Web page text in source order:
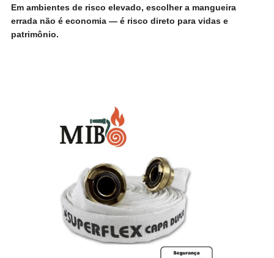
Em ambientes de risco elevado, escolher a mangueira
errada não é economia — é risco direto para vidas e
patrimônio.